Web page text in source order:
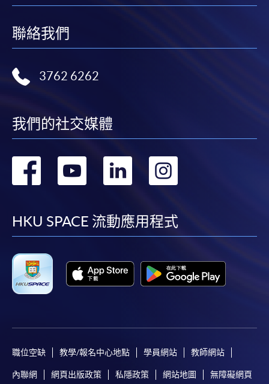
聯絡我們
3762 6262
我們的社交媒體
轉
facebook
轉
youtube
轉
linkedin
HKU SPACE 流動應用程式
職位空缺 教學/報名中心地點 學員網站 教師網站
內聯網 網頁出版政策 私隱政策 網站地圖 無障礙網頁